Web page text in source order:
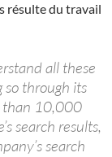
résulte du travail
all these
so through its
than 10,000
search results,
search